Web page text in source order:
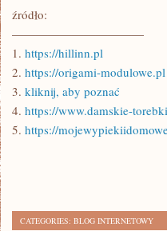
źródło:
———————————
1. https://hillinn.pl
2. https://origami-modulowe.pl
3. kliknij, aby poznać
4. https://www.damskie-
5. https://
CATEGORIES: BLOG INTERNETOWY